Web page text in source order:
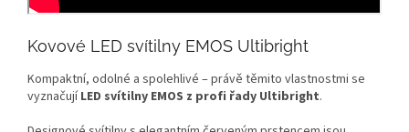
Kovové LED svítilny EMOS Ultibright
Kompaktní, odolné a spolehlivé – právě těmito vlastnostmi se
vyznačují LED svítilny EMOS z profi řady Ultibright.